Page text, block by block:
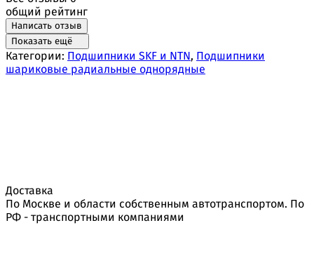
общий рейтинг
Написать отзыв
Показать ещё
Категории: Подшипники SKF и NTN, Подшипники
шариковые радиальные однорядные
Доставка
По Москве и области собственным автотранспортом. По
РФ - транспортными компаниями